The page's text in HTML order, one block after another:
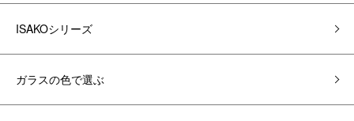
ISAKOシリーズ
ガラスの色で選ぶ